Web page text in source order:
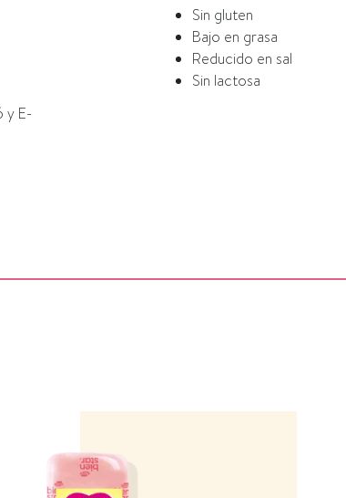
y E-
Sin gluten
Bajo en grasa
Reducido en sal
Sin lactosa